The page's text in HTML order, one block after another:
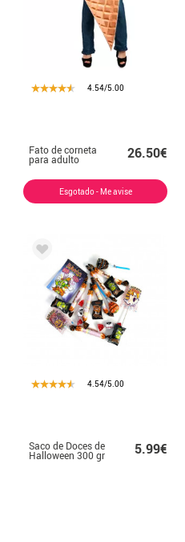
4.54/5.00
Fato de corneta
para adulto 26.50€
Esgotado - Me avise
4.54/5.00
Saco de Doces de
Halloween 300 gr 5.99€